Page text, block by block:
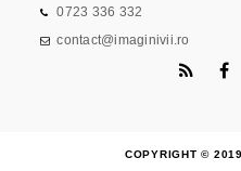
0723 336 332
contact@imaginivii.ro
COPYRIGHT ©